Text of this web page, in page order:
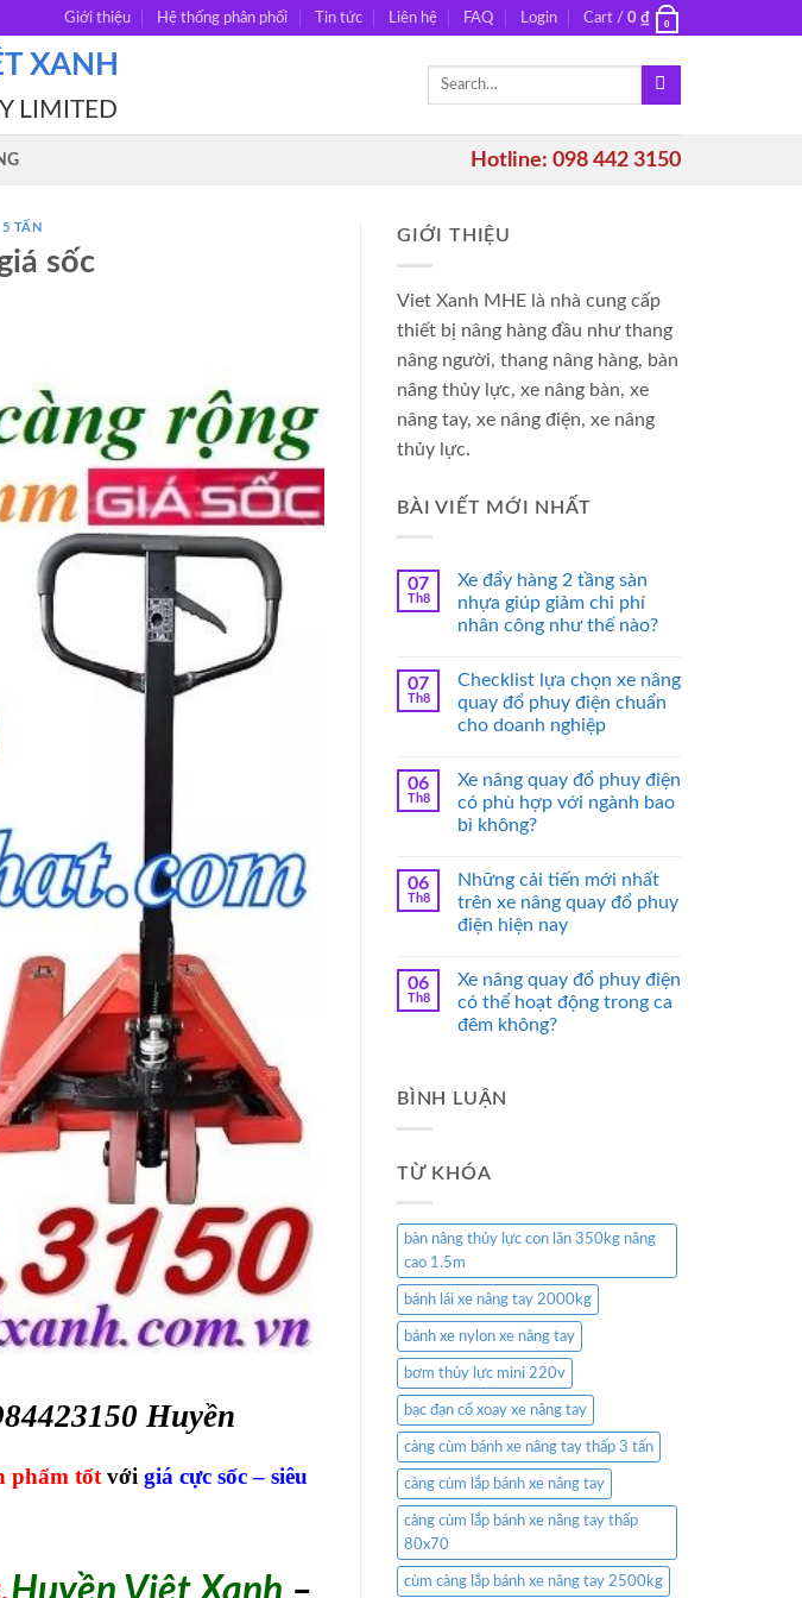
Giới thiệu Hệ thống phân phối Tin tức Liên hệ FAQ Login Cart / 0 ₫ 0
XANH
LIMITED
Search
Hotline: 098 442 3150
TẤN
sốc
Huyền
phẩm tốt với giá cực sốc – siêu
GIỚI THIỆU
Viet Xanh MHE là nhà cung cấp
thiết bị nâng hàng đầu như thang
nâng người, thang nâng hàng, bàn
nâng thủy lực, xe nâng bàn, xe
nâng tay, xe nâng điện, xe nâng
thủy lực.
BÀI VIẾT MỚI NHẤT
07
Th8
Xe đẩy hàng 2 tầng sàn
nhựa giúp giảm chi phí
nhân công như thế nào?
07
Th8
Checklist lựa chọn xe nâng
quay đổ phuy điện chuẩn
cho doanh nghiệp
06
Th8
Xe nâng quay đổ phuy điện
có phù hợp với ngành bao
bì không?
06
Th8
Những cải tiến mới nhất
trên xe nâng quay đổ phuy
điện hiện nay
06
Th8
Xe nâng quay đổ phuy điện
có thể hoạt động trong ca
đêm không?
BÌNH LUẬN
TỪ KHÓA
bàn nâng thủy lực con lăn 350kg nâng
cao 1.5m
bánh lái xe nâng tay 2000kg
bánh xe nylon xe nâng tay
bơm thủy lực mini 220v
bạc đạn cổ xoay xe nâng tay
càng cùm bánh xe nâng tay thấp 3 tấn
càng cùm lắp bánh xe nâng tay
càng cùm lắp bánh xe nâng tay thấp
80x70
cùm càng lắp bánh xe nâng tay 2500kg